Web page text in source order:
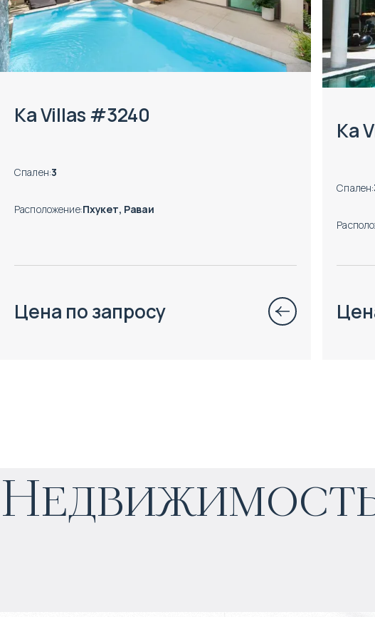
Ka Villas #3240
Спален:3
Расположение:Пхукет, Раваи
Цена по запросу
Ka
Спален:
Прогнозируемый доход
4% годовых 6%